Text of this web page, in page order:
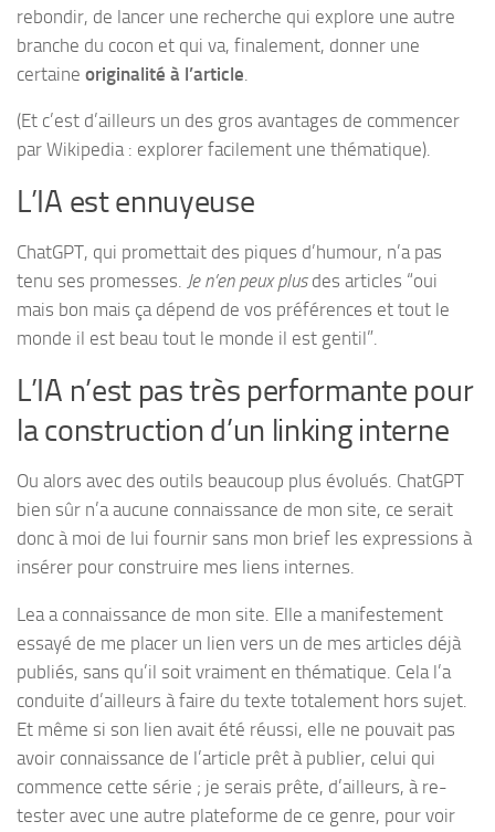
rebondir, de lancer une recherche qui explore une autre
branche du cocon et qui va, finalement, donner une
certaine originalité à l’article
(Et c’est d’ailleurs un des gros avantages de commencer
par Wikipedia : explorer facilement une thématique).
L’IA est ennuyeuse
ChatGPT, qui promettait des piques d’humour, n’a pas
tenu ses promesses. Je n’en peux plusdes articles “oui
mais bon mais ça dépend de vos préférences et tout le
monde il est beau tout le monde il est gentil”.
L’IA n’est pas très performante pour
la construction d’un linking interne
Ou alors avec des outils beaucoup plus évolués. ChatGPT
bien sûr n’a aucune connaissance de mon site, ce serait
donc à moi de lui fournir sans mon brief les expressions à
insérer pour construire mes liens internes.
Lea a connaissance de mon site. Elle a manifestement
essayé de me placer un lien vers un de mes articles déjà
publiés, sans qu’il soit vraiment en thématique. Cela l’a
conduite d’ailleurs à faire du texte totalement hors sujet.
Et même si son lien avait été réussi, elle ne pouvait pas
avoir connaissance de l’article prêt à publier, celui qui
commence cette série ; je serais prête, d’ailleurs, à re-
tester avec une autre plateforme de ce genre, pour voir